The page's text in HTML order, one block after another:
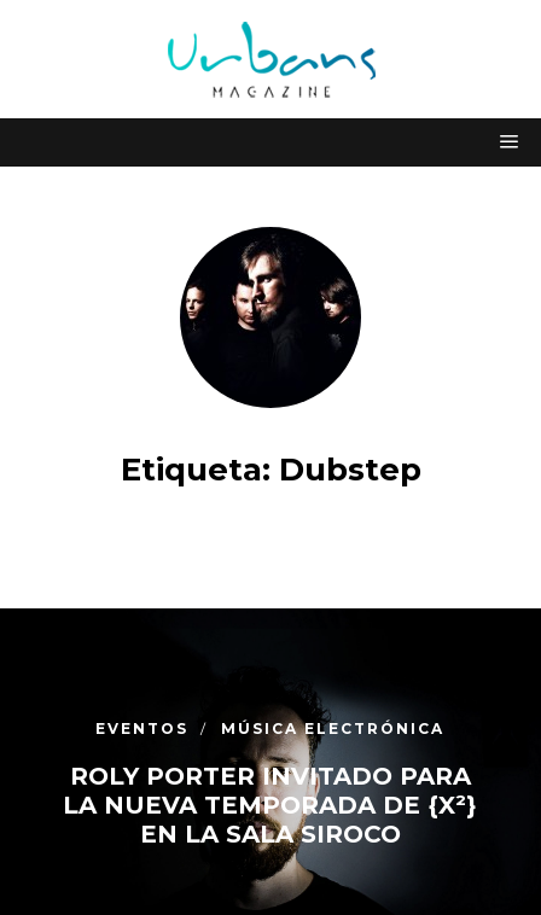
Etiqueta: Dubstep
EVENTOS MÚSICA ELECTRÓNICA
ROLY PORTER INVITADO PARA
LA NUEVA TEMPORADA DE {X²}
EN LA SALA SIROCO